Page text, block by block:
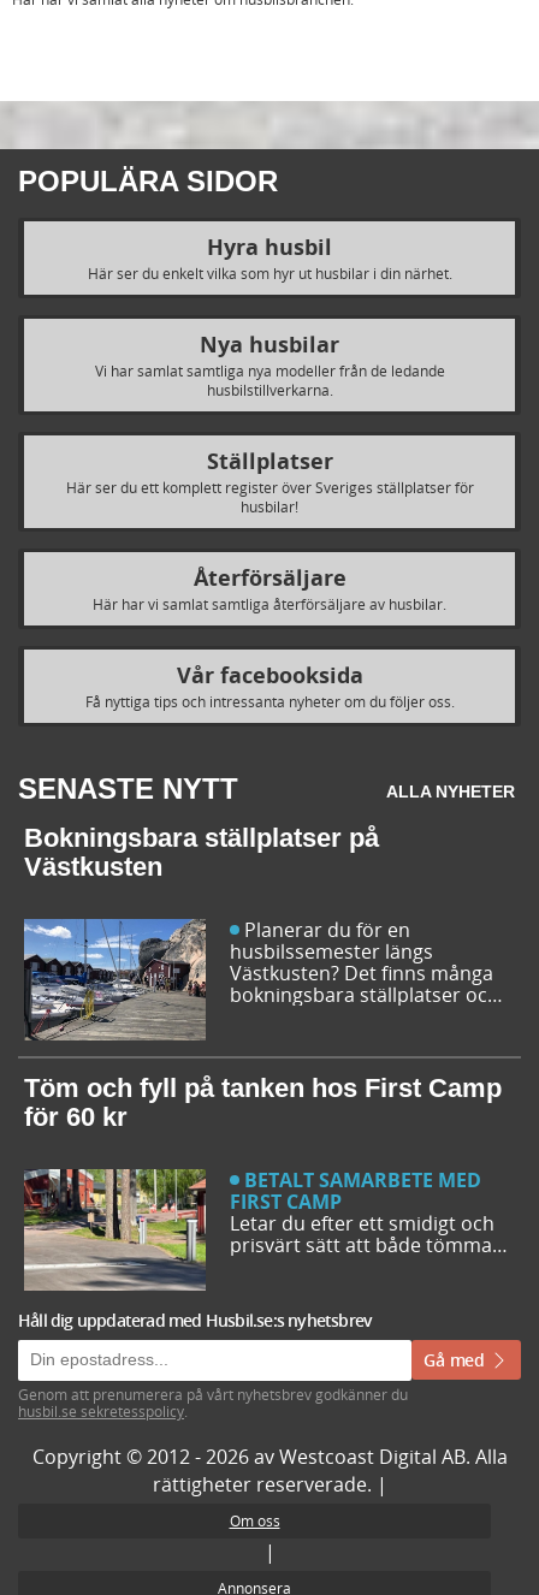
POPULÄRA SIDOR
Hyra husbil
Här ser du enkelt vilka som hyr ut husbilar i din närhet.
Nya husbilar
Vi har samlat samtliga nya modeller från de ledande
husbilstillverkarna.
Ställplatser
Här ser du ett komplett register över Sveriges ställplatser för
husbilar!
Återförsäljare
Här har vi samlat samtliga återförsäljare av husbilar.
Vår facebooksida
Få nyttiga tips och intressanta nyheter om du följer oss.
SENASTE NYTT ALLA NYHETER
Bokningsbara ställplatser på
Västkusten
husbilssemester längs
Västkusten? Det finns många
bokningsbara ställplatser och
campingturen. Vi ger dig några
bra förslag på ställplatser och
husbilsplatser så att du kan
Töm och fyll på tanken hos First Camp
för 60 kr
BETALT SAMARBETE MED
FIRST CAMP
Letar du efter ett smidigt och
prisvärt sätt att både tömma
har du möjlighet att svänga in
på någon av de närmare 50
First Camp destinationerna i
Sverige. Kanske kommer du
även upptäcka en ny
Håll dig uppdaterad med Husbil.se:s nyhetsbrev
Gå med
Genom att prenumerera på vårt nyhetsbrev godkänner du
husbil.se sekretesspolicy
Copyright © 2012 - 2026 av Westcoast Digital AB. Alla
rättigheter reserverade. |
Om oss
|
Annonsera